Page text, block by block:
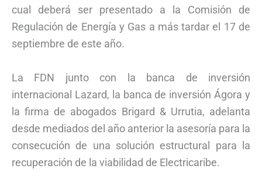
cual deberá ser presentado a la Comisión de
Regulación de Energía y Gas a más tardar el 17 de
septiembre de este año.
La FDN junto con la banca de inversión
internacional Lazard, la banca de inversión Ágora y
la firma de abogados Brigard & Urrutia, adelanta
desde mediados del año anterior la asesoría para la
consecución de una solución estructural para la
recuperación de la viabilidad de Electricaribe.